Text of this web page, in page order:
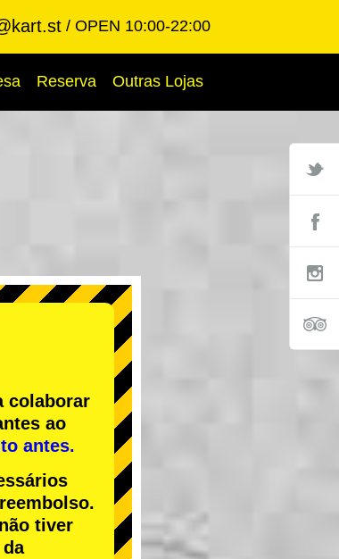
OPEN 10:00-22:00
Reserva Outras Lojas
colaborar
ao
antes.
tiver